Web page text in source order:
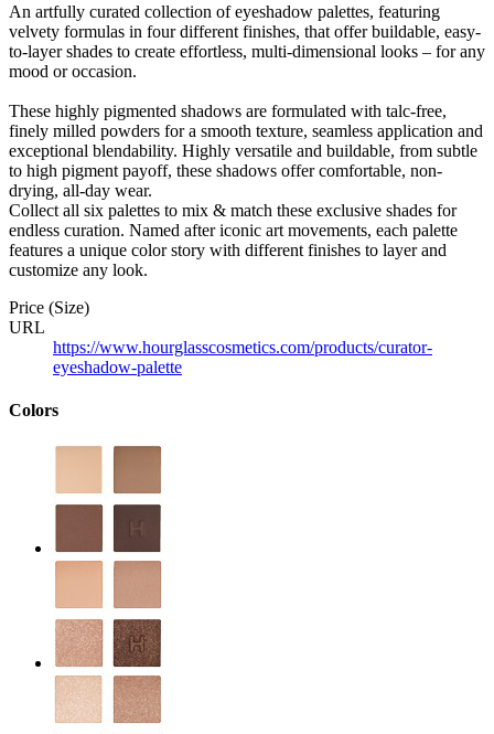
An artfully curated collection of eyeshadow palettes, featuring
velvety formulas in four different finishes, that offer buildable, easy-
to-layer shades to create effortless, multi-dimensional looks – for any
mood or occasion.
These highly pigmented shadows are formulated with talc-free,
finely milled powders for a smooth texture, seamless application and
exceptional blendability. Highly versatile and buildable, from subtle
to high pigment payoff, these shadows offer comfortable, non-
drying, all-day wear.
Collect all six palettes to mix & match these exclusive shades for
endless curation. Named after iconic art movements, each palette
features a unique color story with different finishes to layer and
customize any look.
Price (Size)
URL
https://www.hourglasscosmetics.com/products/curator-
eyeshadow-palette
Colors